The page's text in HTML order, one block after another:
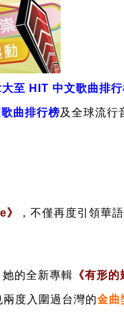
大至 HIT 中文歌曲排
曲排行榜及全球流行
》 ，不僅再度引領華
的全新專輯 《有形的
兩度入圍過台灣的金曲